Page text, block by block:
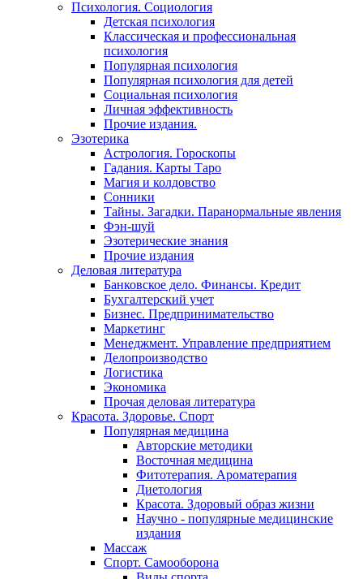
Психология. Социология
Детская психология
Классическая и профессиональная
психология
Популярная психология
Популярная психология для детей
Социальная психология
Личная эффективность
Прочие издания.
Эзотерика
Астрология. Гороскопы
Гадания. Карты Таро
Магия и колдовство
Сонники
Тайны. Загадки. Паранормальные явления
Фэн-шуй
Эзотерические знания
Прочие издания
Деловая литература
Банковское дело. Финансы. Кредит
Бухгалтерский учет
Бизнес. Предпринимательство
Маркетинг
Менеджмент. Управление предприятием
Делопроизводство
Логистика
Экономика
Прочая деловая литература
Красота. Здоровье. Спорт
Популярная медицина
Авторские методики
Восточная медицина
Фитотерапия. Ароматерапия
Диетология
Красота. Здоровый образ жизни
Научно - популярные медицинские
издания
Массаж
Спорт. Самооборона